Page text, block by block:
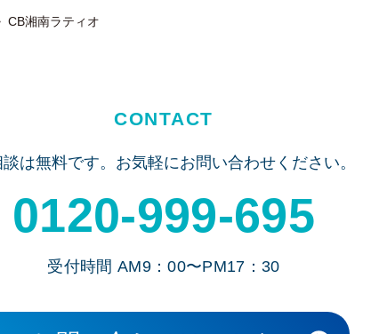
CB湘南ラティオ
CONTACT
は無料です。 お気軽にお問い合わせください。
0120-999-695
受付時間 AM9：00〜PM17：30